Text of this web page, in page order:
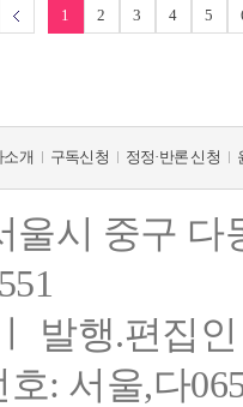
1 2 3 4 5
소개 구독신청 정정·반론 신청
울시 중구
발행.편집
: 서울,다